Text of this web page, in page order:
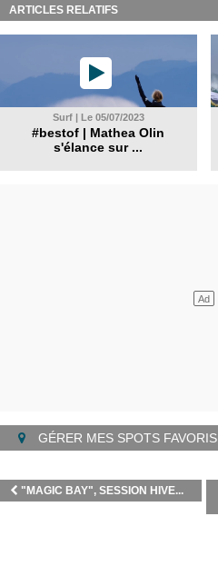
ARTICLES RELATIFS
Surf | Le 05/07/2023
#bestof | Mathea Olin
s'élance sur ...
GÉRER MES SPOTS FAVORIS
"MAGIC BAY", SESSION HIVE...